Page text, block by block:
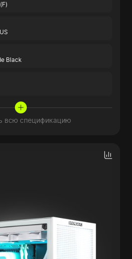
Black
всю спецификацию